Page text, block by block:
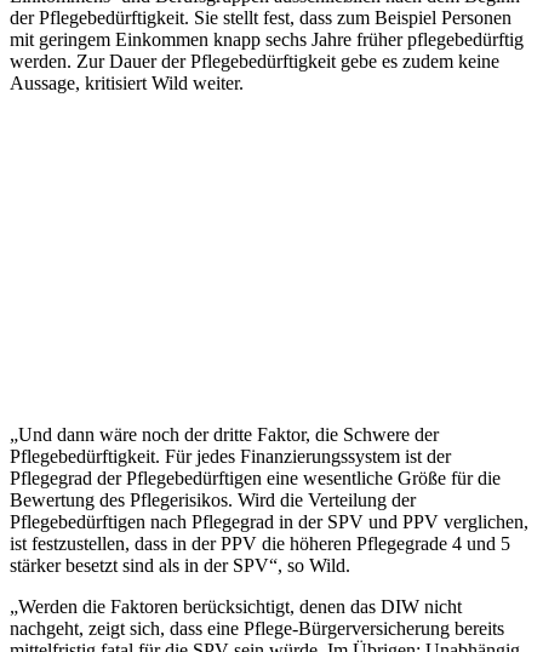
der Pflegebedürftigkeit. Sie stellt fest, dass zum Beispiel Personen
mit geringem Einkommen knapp sechs Jahre früher pflegebedürftig
werden. Zur Dauer der Pflegebedürftigkeit gebe es zudem keine
Aussage, kritisiert Wild weiter.
„Und dann wäre noch der dritte Faktor, die Schwere der
Pflegebedürftigkeit. Für jedes Finanzierungssystem ist der
Pflegegrad der Pflegebedürftigen eine wesentliche Größe für die
Bewertung des Pflegerisikos. Wird die Verteilung der
Pflegebedürftigen nach Pflegegrad in der SPV und PPV verglichen,
ist festzustellen, dass in der PPV die höheren Pflegegrade 4 und 5
stärker besetzt sind als in der SPV“, so Wild.
„Werden die Faktoren berücksichtigt, denen das DIW nicht
nachgeht, zeigt sich, dass eine Pflege-Bürgerversicherung bereits